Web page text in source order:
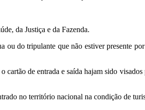
da Justiça e da Fazenda.
ou do tripulante que não estiver presente
de entrada e saída hajam sido
no território nacional na condição de